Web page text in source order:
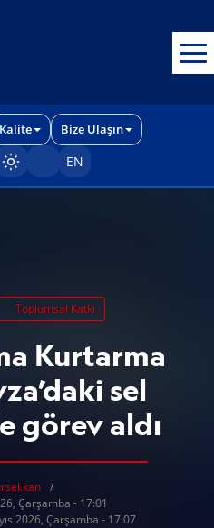
Kalite Bize Ulaşın
Sayfayı karart/aç
EN
Toplumsal Katkı
Kurtarma
sel
görev aldı
Çarşamba - 17:01
2026, Çarşamba - 17:07